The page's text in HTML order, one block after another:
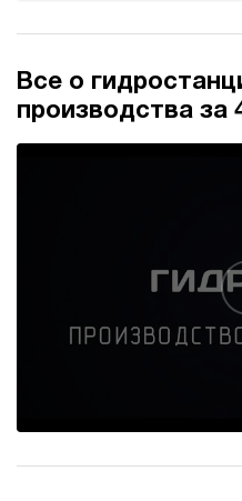
Все о
производства за